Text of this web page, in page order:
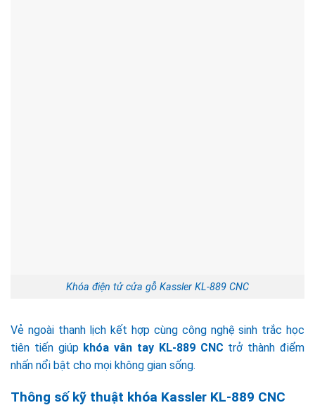
Khóa điện tử cửa gỗ Kassler KL-889 CNC
Vẻ ngoài thanh lịch kết hợp cùng công nghệ sinh trắc học
tiên tiến giúp khóa vân tay KL-889 CNC trở thành điểm
nhấn nổi bật cho mọi không gian sống.
Thông số kỹ thuật khóa Kassler KL-889 CNC